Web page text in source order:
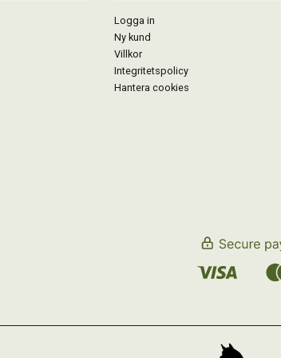
Logga in
Ny kund
Villkor
Integritetspolicy
Hantera cookies